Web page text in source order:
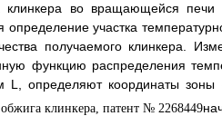
клинкера во вращающейся печи
участка
получаемого клинкера.
функцию распределения
L, определяют координаты зоны